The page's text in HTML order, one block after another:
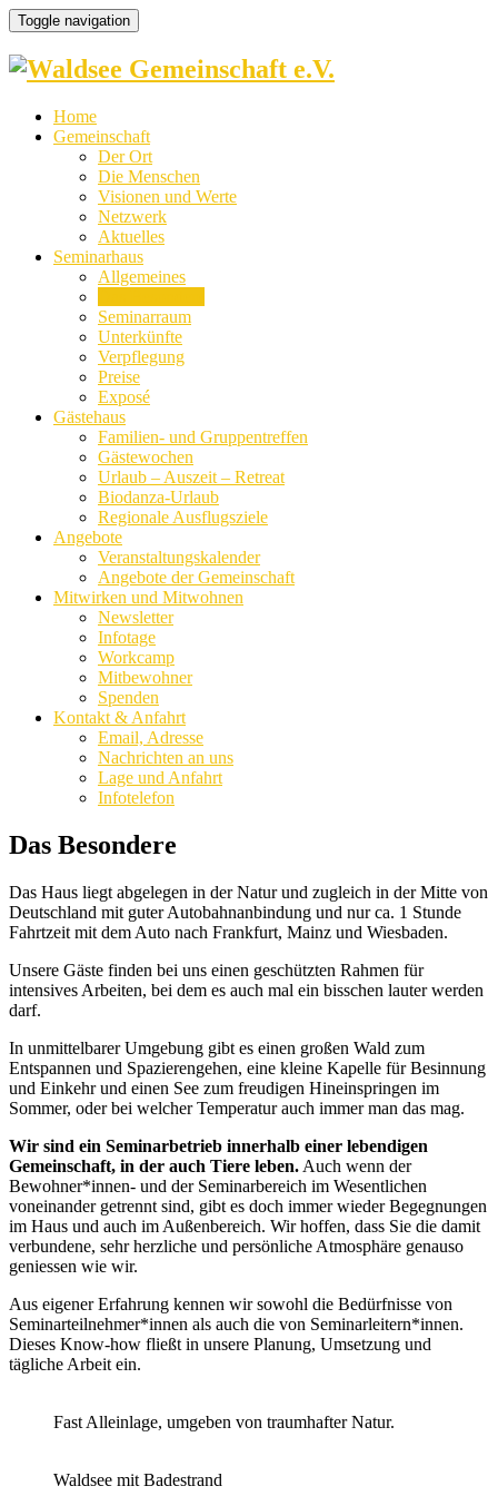
Toggle navigation
Home
Gemeinschaft
Der Ort
Die Menschen
Visionen und Werte
Netzwerk
Aktuelles
Seminarhaus
Allgemeines
Seminarraum
Unterkünfte
Verpflegung
Preise
Exposé
Gästehaus
Familien- und Gruppentreffen
Gästewochen
Urlaub – Auszeit – Retreat
Biodanza-Urlaub
Regionale Ausflugsziele
Angebote
Veranstaltungskalender
Angebote der Gemeinschaft
Mitwirken und Mitwohnen
Newsletter
Infotage
Workcamp
Mitbewohner
Spenden
Kontakt & Anfahrt
Email, Adresse
Nachrichten an uns
Lage und Anfahrt
Infotelefon
Das Besondere
Das Haus liegt abgelegen in der Natur und zugleich in der Mitte von
Deutschland mit guter Autobahnanbindung und nur ca. 1 Stunde
Fahrtzeit mit dem Auto nach Frankfurt, Mainz und Wiesbaden.
Unsere Gäste finden bei uns einen geschützten Rahmen für
intensives Arbeiten, bei dem es auch mal ein bisschen lauter werden
darf.
In unmittelbarer Umgebung gibt es einen großen Wald zum
Entspannen und Spazierengehen, eine kleine Kapelle für Besinnung
und Einkehr und einen See zum freudigen Hineinspringen im
Sommer, oder bei welcher Temperatur auch immer man das mag.
Wir sind ein Seminarbetrieb innerhalb einer lebendigen
Gemeinschaft, in der auch Tiere leben. Auch wenn der
Bewohner*innen- und der Seminarbereich im Wesentlichen
voneinander getrennt sind, gibt es doch immer wieder Begegnungen
im Haus und auch im Außenbereich. Wir hoffen, dass Sie die damit
verbundene, sehr herzliche und persönliche Atmosphäre genauso
geniessen wie wir.
Aus eigener Erfahrung kennen wir sowohl die Bedürfnisse von
Seminarteilnehmer*innen als auch die von Seminarleitern*innen.
Dieses Know-how fließt in unsere Planung, Umsetzung und
tägliche Arbeit ein.
Fast Alleinlage, umgeben von traumhafter Natur.
Waldsee mit Badestrand